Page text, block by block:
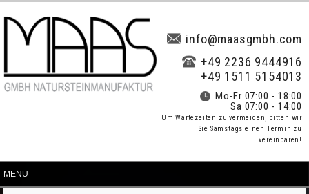
info@maasgmbh.com
+49 2236 9444916
+49 1511 5154013
Mo-Fr 07:00 - 18:00
Sa 07:00 - 14:00
Um Wartezeiten zu vermeiden, bitten wir
Sie Samstags einen Termin zu
vereinbaren!